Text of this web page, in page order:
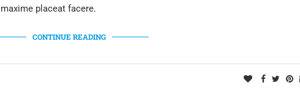
placeat facere.
CONTINUE READING